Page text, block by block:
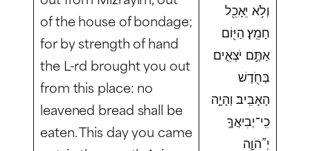
of the house of bondage;
for by strength of hand
the L-rd brought you out
from this place: no
leavened bread shall be
eaten. This day you came
וְלֹ֥א יֵאָכֵ֖ל
חָמֵֽץ׃ הַיּ֖וֹם
אַתֶּ֣ם יֹצְאִ֑ים
בְּחֹ֖דֶשׁ
הָאָבִֽיב׃ וְהָיָ֣ה
כִֽי־יְבִיאֲךָ֣
יְ”הֹוָ֛ה